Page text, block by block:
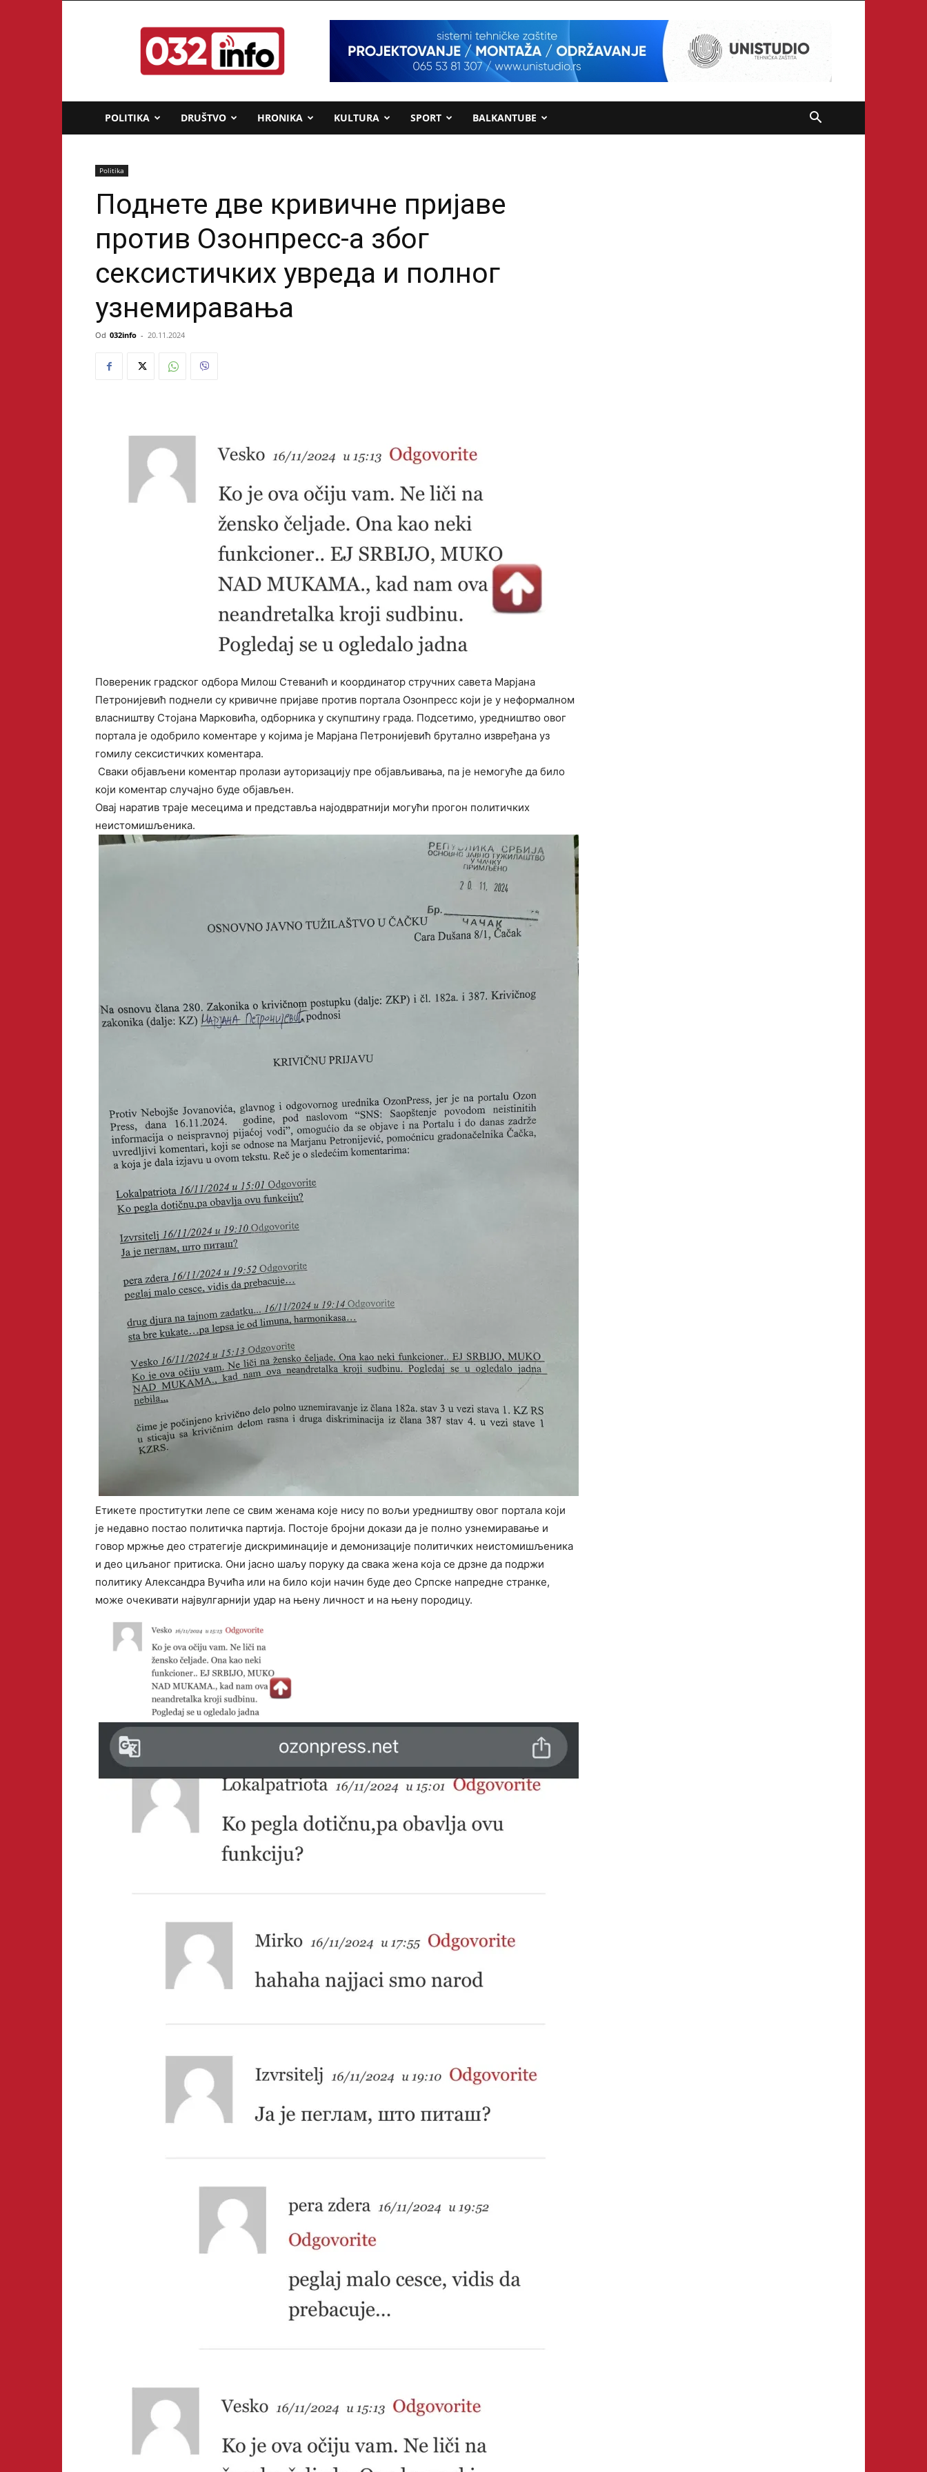
032info.rs
POLITIKA DRUŠTVO HRONIKA KULTURA SPORT BALKANTUBE
Politika
Поднете две кривичне пријаве
против Озонпресс-а због
сексистичких увреда и полног
узнемиравања
Od 032info - 20.11.2024
Повереник градског одбора Милош Стеванић и координатор стручних савета Марјана
Петронијевић поднели су кривичне пријаве против портала Озонпресс који је у неформалном
власништву Стојана Марковића, одборника у скупштину града. Подсетимо, уредништво овог
портала је одобрило коментаре у којима је Марјана Петронијевић брутално извређана уз
гомилу сексистичких коментара.
Сваки објављени коментар пролази ауторизацију пре објављивања, па је немогуће да било
који коментар случајно буде објављен.
Овај наратив траје месецима и представља најодвратнији могући прогон политичких
неистомишљеника.
Етикете проститутки лепе се свим женама које нису по вољи уредништву овог портала који
је недавно постао политичка партија. Постоје бројни докази да је полно узнемиравање и
говор мржње део стратегије дискриминације и демонизације политичких неистомишљеника
и део циљаног притиска. Они јасно шаљу поруку да свака жена која се дрзне да подржи
политику Александра Вучића или на било који начин буде део Српске напредне странке,
може очекивати највулгарнији удар на њену личност и на њену породицу.